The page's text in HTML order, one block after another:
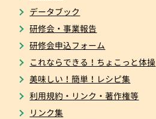
データブック
研修会・事業報告
研修会申込フォーム
これならできる！ちょこっと体操
美味しい！簡単！レシピ集
利用規約・リンク・著作権等
リンク集